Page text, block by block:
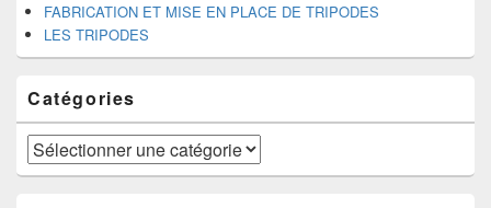
FABRICATION ET MISE EN PLACE DE TRIPODES
LES TRIPODES
Catégories
Catégories